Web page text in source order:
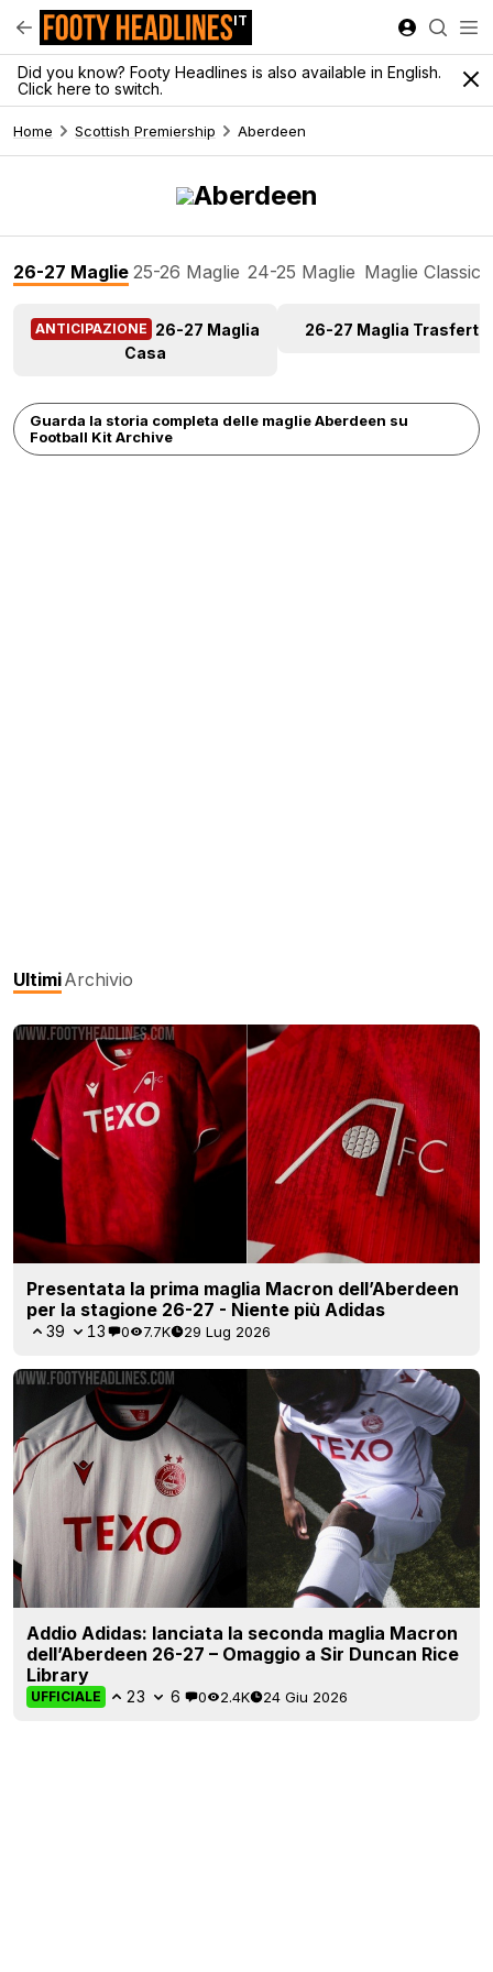
IT
Did you know? Footy Headlines is also available in English.
Click here to switch.
Home Scottish Premiership Aberdeen
Aberdeen
26-27 Maglie 25-26 Maglie 24-25 Maglie Maglie
ANTICIPAZIONE 26-27 Maglia
Casa
26-27 Maglia Trasferta
Guarda la storia completa delle maglie Aberdeen su
Football Kit Archive
UltimiArchivio
Presentata la prima maglia Macron dell’Aberdeen
per la stagione 26-27 - Niente più Adidas
39 13 0 7.7K 29 Lug 2026
Addio Adidas: lanciata la seconda maglia Macron
dell’Aberdeen 26-27 – Omaggio a Sir Duncan Rice
Library
UFFICIALE 23 6 0 2.4K 24 Giu 2026